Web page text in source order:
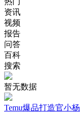
资讯
视频
报告
问答
百科
搜索
暂无数据
Temu爆品打造官小杨